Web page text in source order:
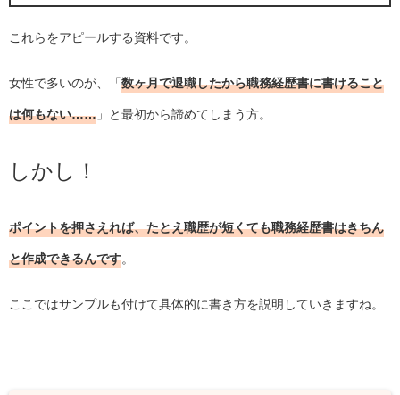
これらをアピールする資料です。
女性で多いのが、「数ヶ月で退職したから職務経歴書に書けること
は何もない…… 」と最初から諦めてしまう方。
しかし！
ポイントを押さえれば、たとえ職歴が短くても職務経歴書はきちん
と作成できるんです。
ここではサンプルも付けて具体的に書き方を説明していきますね。